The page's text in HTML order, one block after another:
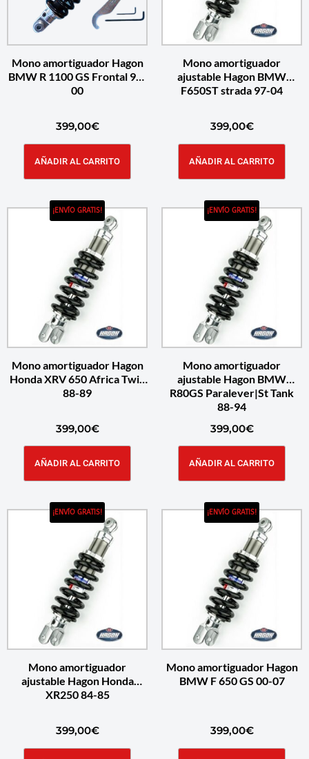
Mono amortiguador Hagon
BMW R 1100 GS Frontal 94-
00
399,00€
AÑADIR AL CARRITO
Mono amortiguador
ajustable Hagon BMW
F650ST strada 97-04
399,00€
AÑADIR AL CARRITO
¡ENVÍO GRATIS!
Mono amortiguador Hagon
Honda XRV 650 Africa Twin
88-89
399,00€
AÑADIR AL CARRITO
¡ENVÍO GRATIS!
Mono amortiguador
ajustable Hagon BMW
R80GS Paralever|St Tank
88-94
399,00€
AÑADIR AL CARRITO
¡ENVÍO GRATIS!
Mono amortiguador
ajustable Hagon Honda
XR250 84-85
399,00€
¡ENVÍO GRATIS!
Mono amortiguador Hagon
BMW F 650 GS 00-07
399,00€